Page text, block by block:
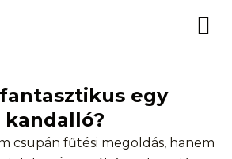
egy
kandalló?
csupán fűtési megoldás, hanem